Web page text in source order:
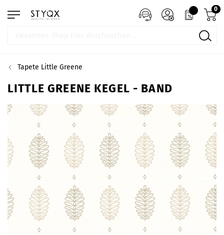
0
Tapete Little Greene
LITTLE GREENE KEGEL - BAND